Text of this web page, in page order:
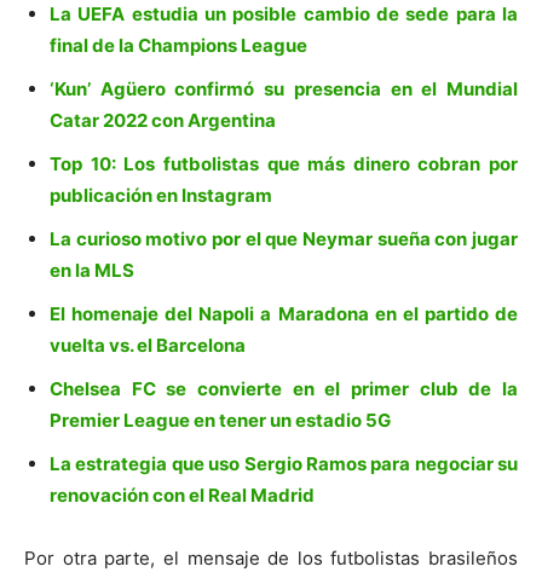
La UEFA estudia un posible cambio de sede para la
final de la Champions League
‘Kun’ Agüero confirmó su presencia en el Mundial
Catar 2022 con Argentina
Top 10: Los futbolistas que más dinero cobran por
publicación en Instagram
La curioso motivo por el que Neymar sueña con jugar
en la MLS
El homenaje del Napoli a Maradona en el partido de
vuelta vs. el Barcelona
Chelsea FC se convierte en el primer club de la
Premier League en tener un estadio 5G
La estrategia que uso Sergio Ramos para negociar su
renovación con el Real Madrid
Por otra parte, el mensaje de los futbolistas brasileños